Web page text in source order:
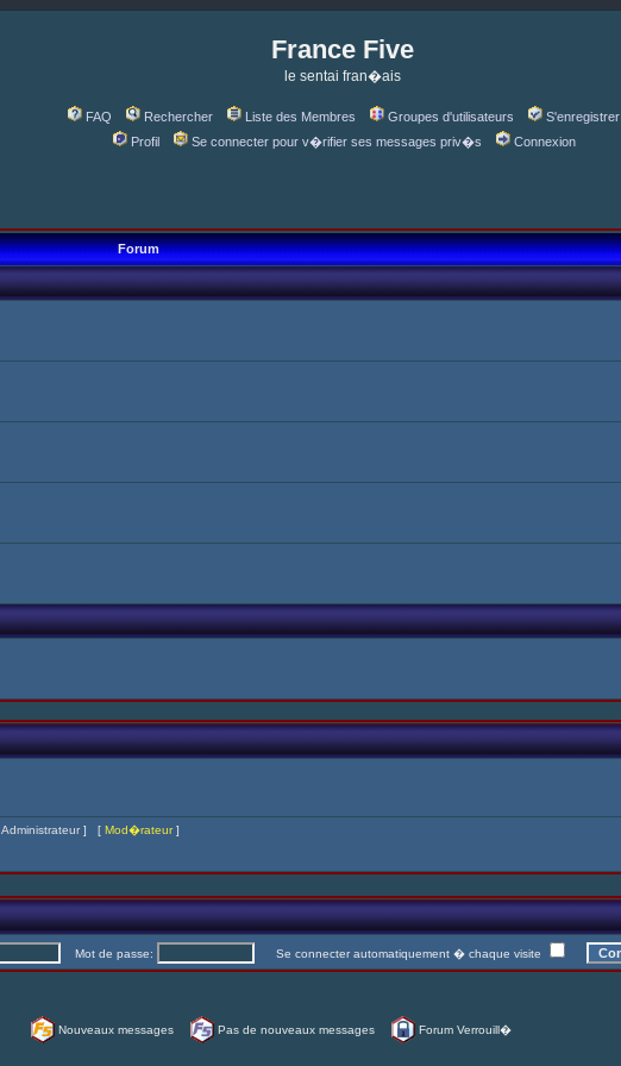
France Five
le sentai fran�ais
FAQ Rechercher Liste des Membres Groupes d'utilisateurs
S'enregistrer
Profil
Se connecter pour v�rifier ses messages priv�s Connexion
Forum
Administrateur] [ Mod�rateur]
Mot de passe: Se connecter automatiquement � chaque visite
Nouveaux messages Pas de nouveaux messages Forum Verrouill�